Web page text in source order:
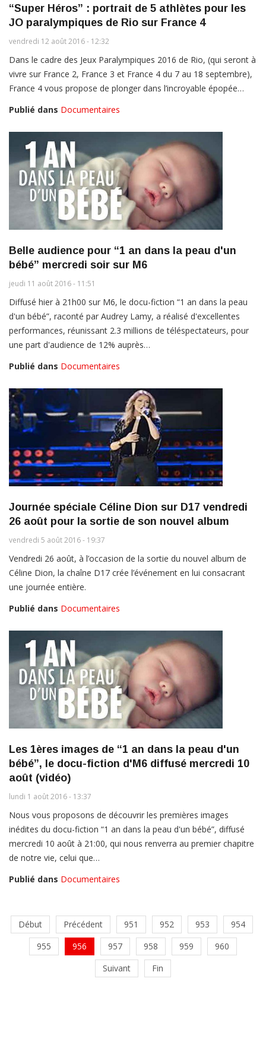
“Super Héros” : portrait de 5 athlètes pour les
JO paralympiques de Rio sur France 4
vendredi 12 août 2016 - 12:32
Dans le cadre des Jeux Paralympiques 2016 de Rio, (qui seront à
vivre sur France 2, France 3 et France 4 du 7 au 18 septembre),
France 4 vous propose de plonger dans l’incroyable épopée…
Publié dans Documentaires
Belle audience pour “1 an dans la peau d'un
bébé” mercredi soir sur M6
jeudi 11 août 2016 - 11:51
Diffusé hier à 21h00 sur M6, le docu-fiction “1 an dans la peau
d'un bébé”, raconté par Audrey Lamy, a réalisé d'excellentes
performances, réunissant 2.3 millions de téléspectateurs, pour
une part d'audience de 12% auprès…
Publié dans Documentaires
Journée spéciale Céline Dion sur D17 vendredi
26 août pour la sortie de son nouvel album
vendredi 5 août 2016 - 19:37
Vendredi 26 août, à l’occasion de la sortie du nouvel album de
Céline Dion, la chaîne D17 crée l’événement en lui consacrant
une journée entière.
Publié dans Documentaires
Les 1ères images de “1 an dans la peau d'un
bébé”, le docu-fiction d'M6 diffusé mercredi 10
août (vidéo)
lundi 1 août 2016 - 13:37
Nous vous proposons de découvrir les premières images
inédites du docu-fiction “1 an dans la peau d'un bébé”, diffusé
mercredi 10 août à 21:00, qui nous renverra au premier chapitre
de notre vie, celui que…
Publié dans Documentaires
Début Précédent 951 952 953
954
955
956 957 958 959
960
Suivant
Fin